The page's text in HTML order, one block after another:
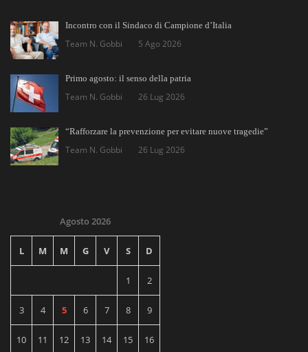
Incontro con il Sindaco di Campione d’Italia
Team N. Gobbi 5 Ago 2026
Primo agosto: il senso della patria
Team N. Gobbi 26 Lug 2026
“Rafforzare la prevenzione per evitare nuove tragedie”
Team N. Gobbi 26 Lug 2026
Agosto 2026
L M M G V S D
1 2
3 4 5 6 7 8 9
10 11 12 13 14 15 16